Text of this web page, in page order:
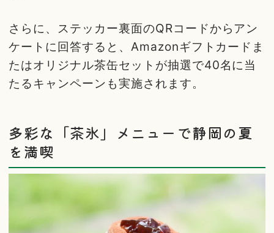
さらに、ステッカー裏面のQRコードからアン
ケートに回答すると、Amazonギフトカードま
たはオリジナル茶缶セットが抽選で40名に当
たるキャンペーンも実施されます。
多彩な「茶氷」メニューで静岡の夏
を満喫